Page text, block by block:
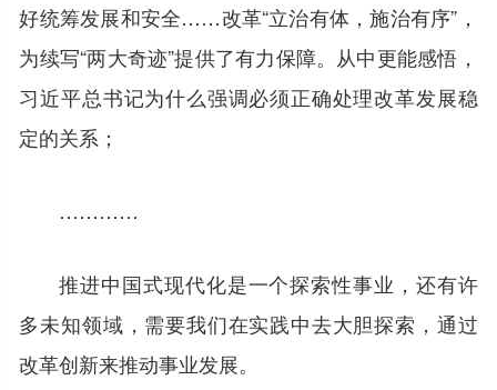
好统筹发展和安全……改革“立治有体，施治有序”，
为续写“两大奇迹”提供了有力保障。从中更能感悟，
习近平总书记为什么强调必须正确处理改革发展稳
定的关系；
…………
推进中国式现代化是一个探索性事业，还有许
多未知领域，需要我们在实践中去大胆探索，通过
改革创新来推动事业发展。